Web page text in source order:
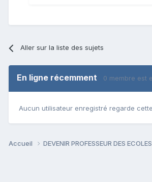
Aller sur la liste des sujets
En ligne récemment 0 membre est
Aucun utilisateur enregistré regarde
Accueil DEVENIR PROFESSEUR DES ECOLES